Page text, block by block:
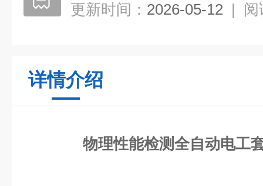
更新时间： 2026-05-12 | 阅
详情介绍
物理性能检测全自动电工